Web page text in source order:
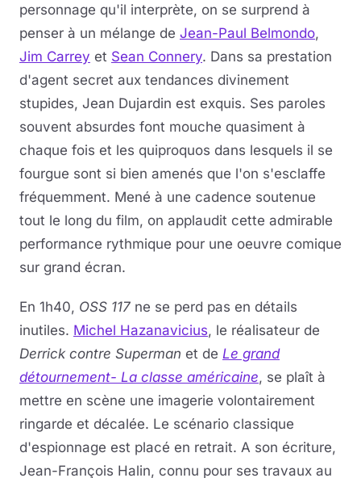
personnage qu'il interprète, on se surprend à
penser à un mélange de Jean-Paul Belmondo,
Jim Carrey et Sean Connery. Dans sa prestation
d'agent secret aux tendances divinement
stupides, Jean Dujardin est exquis. Ses paroles
souvent absurdes font mouche quasiment à
chaque fois et les quiproquos dans lesquels il se
fourgue sont si bien amenés que l'on s'esclaffe
fréquemment. Mené à une cadence soutenue
tout le long du film, on applaudit cette admirable
performance rythmique pour une oeuvre comique
sur grand écran.
En 1h40, OSS 117 ne se perd pas en détails
inutiles. Michel Hazanavicius, le réalisateur de
Derrick contre Superman et de Le grand
détournement- La classe américaine, se plaît à
mettre en scène une imagerie volontairement
ringarde et décalée. Le scénario classique
d'espionnage est placé en retrait. A son écriture,
Jean-François Halin, connu pour ses travaux au